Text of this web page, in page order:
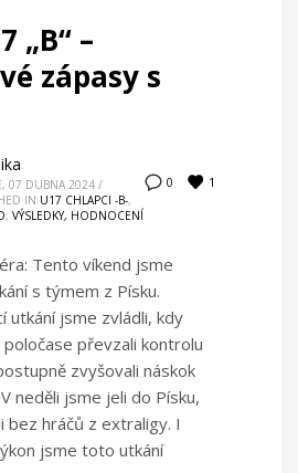
„B“ –
zápasy s
0 1
07 DUBNA 2024 /
IN U17 CHLAPCI -B-,
, VÝSLEDKY, HODNOCENÍ
Tento víkend jsme
s týmem z Písku.
utkání jsme zvládli, kdy
převzali kontrolu
zvyšovali náskok
neděli jsme jeli do Písku,
bez hráčů z extraligy. I
jsme toto utkání